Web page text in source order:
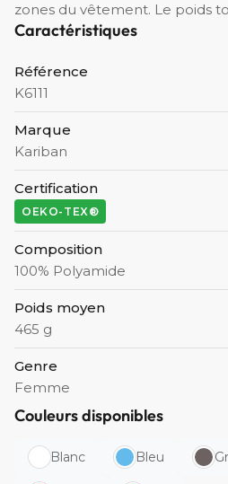
zones du vêtement. Le poids
Caractéristiques
Référence
K6111
Marque
Kariban
Certification
OEKO-TEX®
Composition
100% Polyamide
Poids moyen
465 g
Genre
Femme
Couleurs disponibles
Blanc Bleu